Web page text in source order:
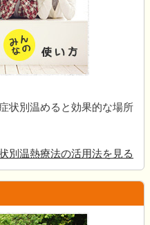
状別温めると効果的な場所
別温熱療法の活用法を見る